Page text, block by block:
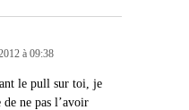
à 09:38
le pull sur toi, je
de ne pas l’avoir